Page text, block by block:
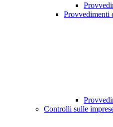
Provvedimenti
Controlli sulle